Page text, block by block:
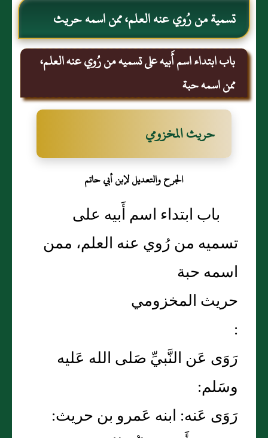
تسمية من رُوي عنه العلم، ممن اسمه حريث
باب ابتداء اسم أَبيه على تسميه من رُوي عنه العلم،
ممن اسمه حبة
حريث المخزومي
الجرح والتعديل لإبن أبي حاتم
باب ابتداء اسم أَبيه على
تسميه من رُوي عنه العلم، ممن
اسمه حبة
حريث المخزومي
:
رَوَى عَن النَّبيِّ صَلى الله عَليه
وسَلم:
رَوَى عَنه: ابنه عَمرو بن حريث: